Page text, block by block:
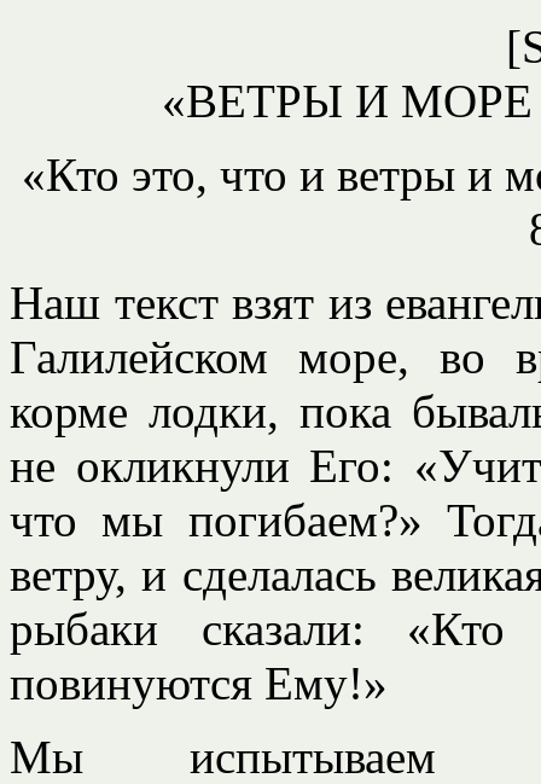
«ВЕТРЫ И
«Кто это, что и ветры и
Наш текст взят из
Галилейском море, во
корме лодки, пока
не окликнули Его:
что мы погибаем?»
ветру, и сделалась
рыбаки сказали:
повинуются Ему!»
Мы испытываем